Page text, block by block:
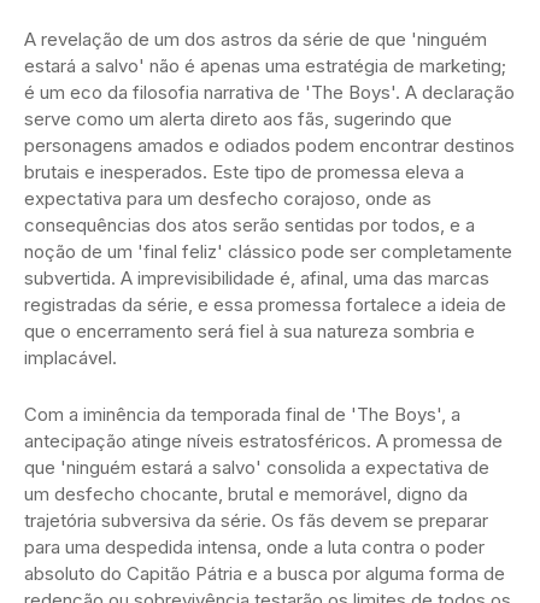
A revelação de um dos astros da série de que 'ninguém
estará a salvo' não é apenas uma estratégia de marketing;
é um eco da filosofia narrativa de 'The Boys'. A declaração
serve como um alerta direto aos fãs, sugerindo que
personagens amados e odiados podem encontrar destinos
brutais e inesperados. Este tipo de promessa eleva a
expectativa para um desfecho corajoso, onde as
consequências dos atos serão sentidas por todos, e a
noção de um 'final feliz' clássico pode ser completamente
subvertida. A imprevisibilidade é, afinal, uma das marcas
registradas da série, e essa promessa fortalece a ideia de
que o encerramento será fiel à sua natureza sombria e
implacável.
Com a iminência da temporada final de 'The Boys', a
antecipação atinge níveis estratosféricos. A promessa de
que 'ninguém estará a salvo' consolida a expectativa de
um desfecho chocante, brutal e memorável, digno da
trajetória subversiva da série. Os fãs devem se preparar
para uma despedida intensa, onde a luta contra o poder
absoluto do Capitão Pátria e a busca por alguma forma de